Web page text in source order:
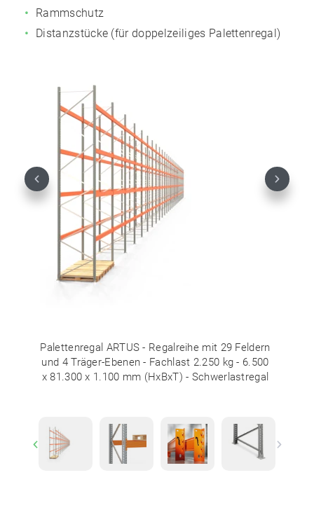
Rammschutz
Distanzstücke (für doppelzeiliges Palettenregal)
Palettenregal ARTUS - Regalreihe mit 29 Feldern
und 4 Träger-Ebenen - Fachlast 2.250 kg - 6.500
x 81.300 x 1.100 mm (HxBxT) - Schwerlastregal
Previous Next
Previous Next